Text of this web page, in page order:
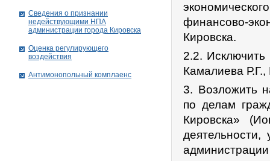
финансово-
Кировска.
2.2.
Камалиева
3. Возложить
по делам
Кировска»
Сведения о признании
недействующими НПА
администрации города Кировскa
Оценка регулирующего
воздействия
Антимонопольный комплаенс